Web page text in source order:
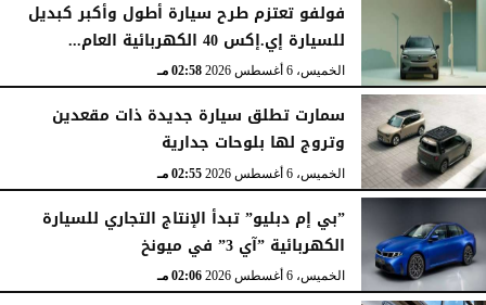
فولفو تعتزم طرح سيارة أطول وأكبر كبديل
للسيارة إي.إكس 40 الكهربائية العام...
الخميس، 6 أغسطس 2026 02:58 مـ
سمارت تطلق سيارة جديدة ذات مقعدين
وتروج لها بلوحات جدارية
الخميس، 6 أغسطس 2026 02:55 مـ
”بي إم دبليو” تبدأ الإنتاج التجاري للسيارة
الكهربائية ”آي 3” في ميونخ
الخميس، 6 أغسطس 2026 02:06 مـ